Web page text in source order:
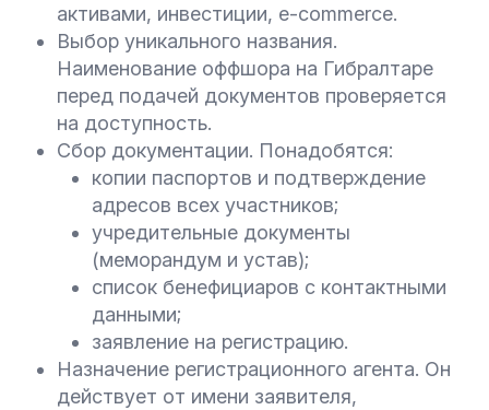
активами, инвестиции, e-commerce.
Выбор уникального названия.
Наименование оффшора на Гибралтаре
перед подачей документов проверяется
на доступность.
Сбор документации. Понадобятся:
копии паспортов и подтверждение
адресов всех участников;
учредительные документы
(меморандум и устав);
список бенефициаров с контактными
данными;
заявление на регистрацию.
Назначение регистрационного агента. Он
действует от имени заявителя,